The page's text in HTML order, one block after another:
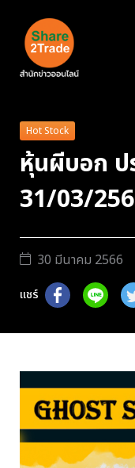
Hot Stock
หุ้นผีบอก ป
31/03/
30 มีนาคม 2566
แชร์